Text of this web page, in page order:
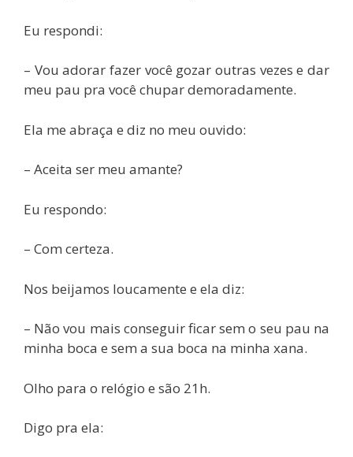
Eu respondi:
– Vou adorar fazer você gozar outras vezes e dar
meu pau pra você chupar demoradamente.
Ela me abraça e diz no meu ouvido:
– Aceita ser meu amante?
Eu respondo:
– Com certeza.
Nos beijamos loucamente e ela diz:
– Não vou mais conseguir ficar sem o seu pau na
minha boca e sem a sua boca na minha xana.
Olho para o relógio e são 21h.
Digo pra ela: